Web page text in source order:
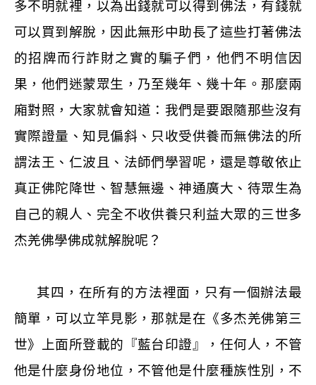
多不明就裡，以為出錢就可以得到佛法，有錢就
可以買到解脫，因此無形中助長了這些打著佛法
的招牌而行詐財之實的騙子們，他們不明信因
果，他們迷蒙眾生，乃至幾年、幾十年。那麼兩
廂對照，大家就會知道：我們是要跟隨那些沒有
實際證量、知見偏斜、只收受供養而無佛法的所
謂法王、仁波且、法師們學習呢，還是尊敬依止
真正佛陀降世、智慧無邊、神通廣大、待眾生為
自己的親人、完全不收供養只利益大眾的三世多
杰羌佛學佛成就解脫呢？
其四，在所有的方法裡面，只有一個辦法最
簡單，可以立竿見影，那就是在《多杰羌佛第三
世》上面所登載的『藍台印證』，任何人，不管
他是什麼身份地位，不管他是什麼種族性別，不